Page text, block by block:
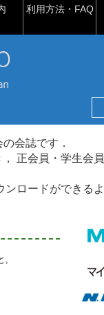
利用方法・FAQ
会誌です．
正会員・学生会
ロードができる
,